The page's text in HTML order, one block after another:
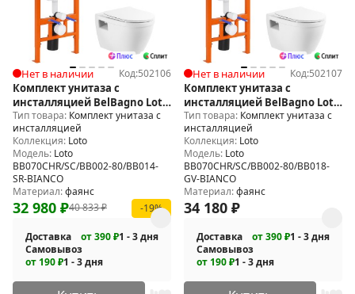
Нет в наличии Код:502106
Комплект унитаза с
инсталляцией BelBagno Loto
BB070CHR/SC/BB002-80/BB014-
SR-BIANCO
Тип товара: Комплект унитаза с
инсталляцией
Коллекция: Loto
Модель: Loto
BB070CHR/SC/BB002-80/BB014-
SR-BIANCO
Материал:фаянс
40 833₽
32 980 ₽ -19%
Доставка от 390 ₽1 - 3 дня
Самовывоз
от 190 ₽1 - 3 дня
Нет в наличии Код:502107
Комплект унитаза с
инсталляцией BelBagno Loto
BB070CHR/SC/BB002-80/BB018-
GV-BIANCO
Тип товара: Комплект унитаза с
инсталляцией
Коллекция: Loto
Модель: Loto
BB070CHR/SC/BB002-80/BB018-
GV-BIANCO
Материал:фаянс
34 180 ₽
Доставка от 390 ₽1 - 3 дня
Самовывоз
от 190 ₽1 - 3 дня